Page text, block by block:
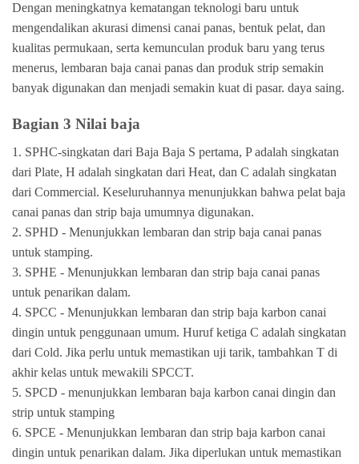
Dengan meningkatnya kematangan teknologi baru untuk
mengendalikan akurasi dimensi canai panas, bentuk pelat, dan
kualitas permukaan, serta kemunculan produk baru yang terus
menerus, lembaran baja canai panas dan produk strip semakin
banyak digunakan dan menjadi semakin kuat di pasar. daya saing.
Bagian 3 Nilai baja
1. SPHC-singkatan dari Baja Baja S pertama, P adalah singkatan
dari Plate, H adalah singkatan dari Heat, dan C adalah singkatan
dari Commercial. Keseluruhannya menunjukkan bahwa pelat baja
canai panas dan strip baja umumnya digunakan.
2. SPHD - Menunjukkan lembaran dan strip baja canai panas
untuk stamping.
3. SPHE - Menunjukkan lembaran dan strip baja canai panas
untuk penarikan dalam.
4. SPCC - Menunjukkan lembaran dan strip baja karbon canai
dingin untuk penggunaan umum. Huruf ketiga C adalah singkatan
dari Cold. Jika perlu untuk memastikan uji tarik, tambahkan T di
akhir kelas untuk mewakili SPCCT.
5. SPCD - menunjukkan lembaran baja karbon canai dingin dan
strip untuk stamping
6. SPCE - Menunjukkan lembaran dan strip baja karbon canai
dingin untuk penarikan dalam. Jika diperlukan untuk memastikan